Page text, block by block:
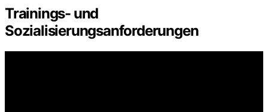
Trainings- und
Sozialisierungsanforderungen